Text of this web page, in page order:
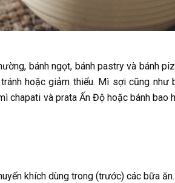
bánh ngọt, bánh pastry và bánh
hoặc giảm thiểu. Mì sợi cũng như
chapati và prata Ấn Độ hoặc bánh bao
khích dùng trong (trước) các bữa ăn.